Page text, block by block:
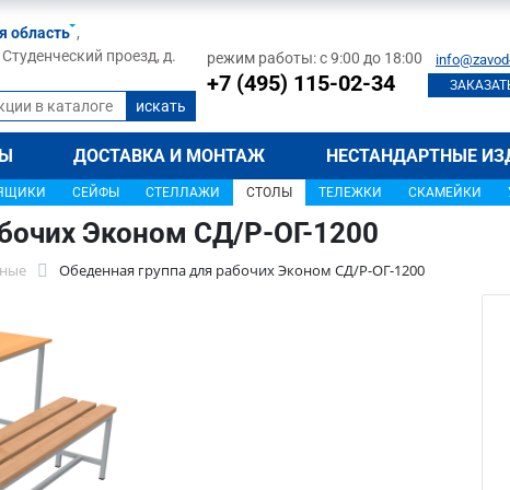
область ,
проезд, д.
режим работы: с 9:00 до 18:00
+7 (495) 115-02-34
ДОСТАВКА И МОНТАЖ НЕСТАНДАРТНЫЕ
СЕЙФЫ СТЕЛЛАЖИ СТОЛЫ ТЕЛЕЖКИ СКАМЕЙКИ
Эконом СД/Р-ОГ-1200
Обеденная группа для рабочих Эконом СД/Р-ОГ-1200